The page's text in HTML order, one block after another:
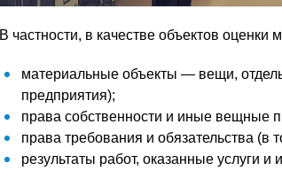
В частности, в качестве объектов оценки
материальные объекты — вещи,
предприятия);
права собственности и иные вещные
права требования и обязательства (в
результаты работ, оказанные услуги